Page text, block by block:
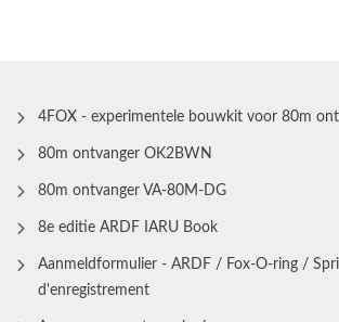
4FOX - experimentele bouwkit voor 80m
80m ontvanger OK2BWN
80m ontvanger VA-80M-DG
8e editie ARDF IARU Book
Aanmeldformulier - ARDF / Fox-O-ring /
d'enregistrement